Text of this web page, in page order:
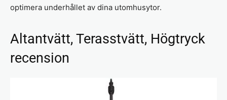
optimera underhållet av dina utomhusytor.
Altantvätt, Terasstvätt, Högtryck
recension